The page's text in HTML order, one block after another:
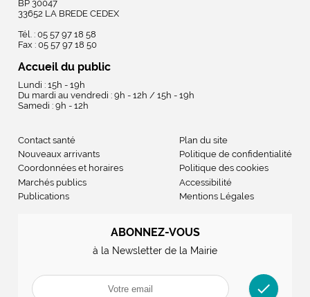
BP 30047
33652 LA BREDE CEDEX
Tél. : 05 57 97 18 58
Fax : 05 57 97 18 50
Accueil du public
Lundi : 15h - 19h
Du mardi au vendredi : 9h - 12h / 15h - 19h
Samedi : 9h - 12h
Contact santé
Nouveaux arrivants
Coordonnées et horaires
Marchés publics
Publications
Plan du site
Politique de confidentialité
Politique des cookies
Accessibilité
Mentions Légales
ABONNEZ-VOUS
à la Newsletter de la Mairie
check